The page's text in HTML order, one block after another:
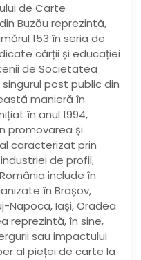
de Carte
Buzău reprezintă,
153 în seria de
cărții și educației
de Societatea
post public din
manieră în
în anul 1994,
promovarea și
caracterizat prin
de profil,
include în
în Brașov,
Napoca, Iași, Oradea
reprezintă, în sine,
sau impactului
al pieței de carte la